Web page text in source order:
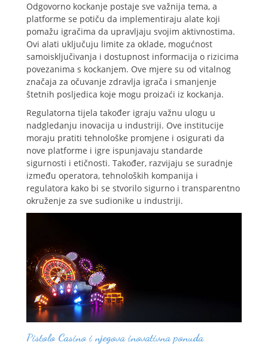
Odgovorno kockanje postaje sve važnija tema, a
platforme se potiču da implementiraju alate koji
pomažu igračima da upravljaju svojim aktivnostima.
Ovi alati uključuju limite za oklade, mogućnost
samoisključivanja i dostupnost informacija o rizicima
povezanima s kockanjem. Ove mjere su od vitalnog
značaja za očuvanje zdravlja igrača i smanjenje
štetnih posljedica koje mogu proizaći iz kockanja.
Regulatorna tijela također igraju važnu ulogu u
nadgledanju inovacija u industriji. Ove institucije
moraju pratiti tehnološke promjene i osigurati da
nove platforme i igre ispunjavaju standarde
sigurnosti i etičnosti. Također, razvijaju se suradnje
između operatora, tehnoloških kompanija i
regulatora kako bi se stvorilo sigurno i transparentno
okruženje za sve sudionike u industriji.
Pistolo Casino i njegova inovativna ponuda